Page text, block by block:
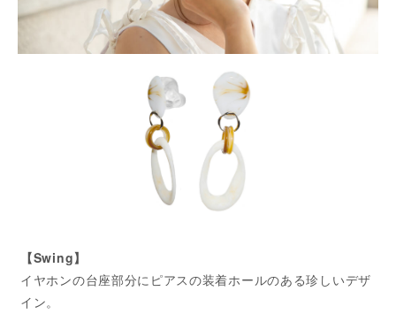
【Swing】
イヤホンの台座部分にピアスの装着ホールのある珍しいデザ
イン。